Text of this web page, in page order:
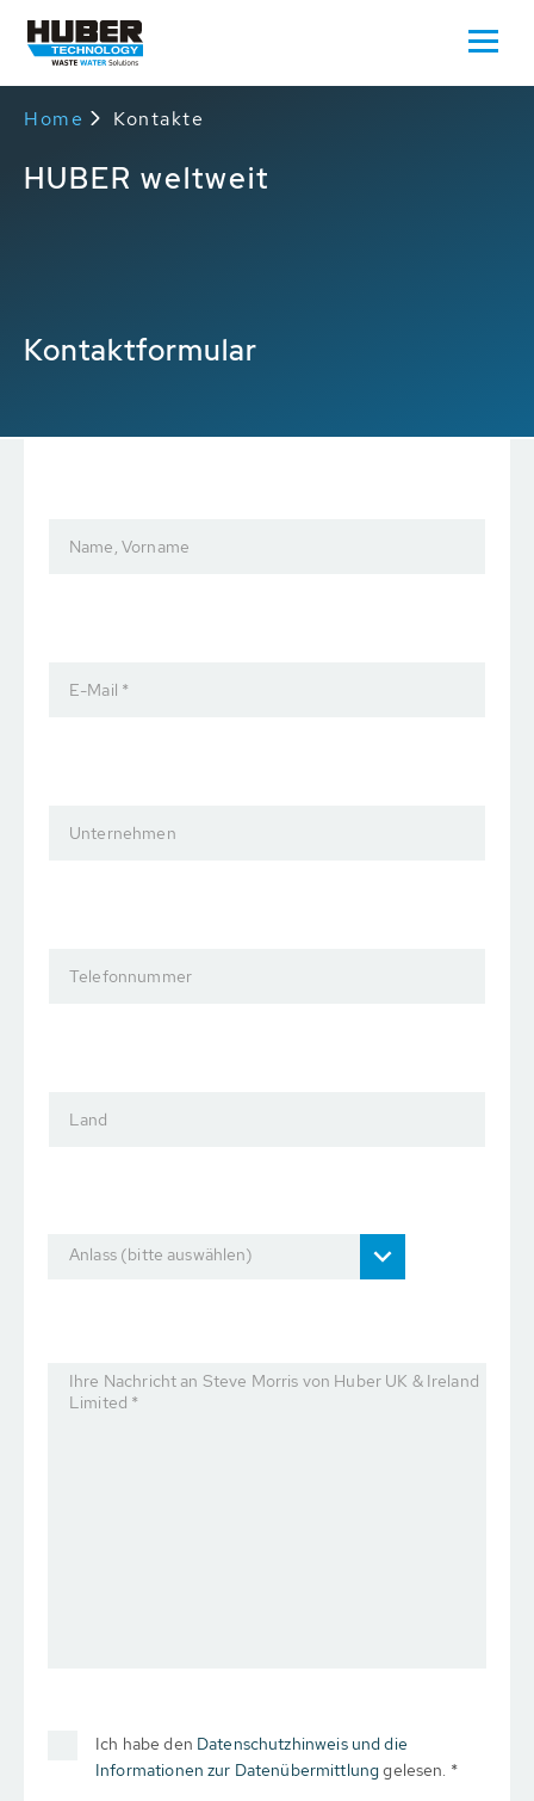
Home Kontakte
HUBER weltweit
Kontaktformular
Name, Vorname
E-Mail *
Unternehmen
Telefonnummer
Land
Anlass (bitte auswählen)
Ihre Nachricht an Steve Morris von Huber UK & Ireland
Limited *
Ich habe den Datenschutzhinweis und die
Informationen zur Datenübermittlunggelesen. *